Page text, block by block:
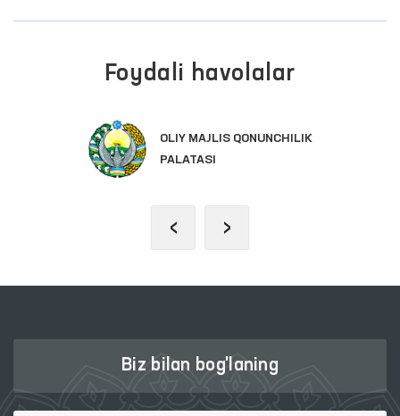
Foydali havolalar
OLIY MAJLIS QONUNCHILIK
PALATASI
‹ ›
Biz bilan bog'laning